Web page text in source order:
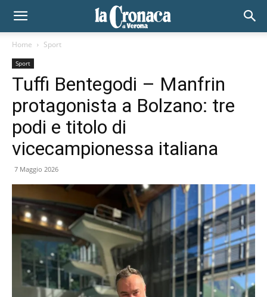
Home Sport
Sport
Tuffi Bentegodi – Manfrin
protagonista a Bolzano: tre
podi e titolo di
vicecampionessa italiana
7 Maggio 2026